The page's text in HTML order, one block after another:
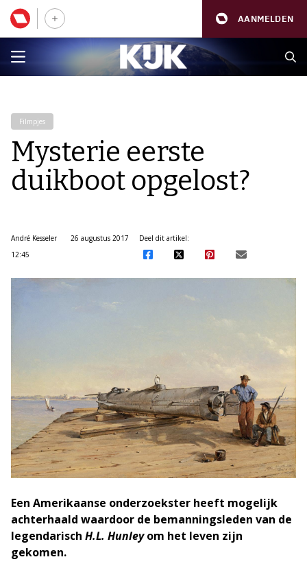
AANMELDEN
Filmpjes
Mysterie eerste
duikboot opgelost?
André Kesseler
26 augustus 2017
12:45
Deel dit artikel:
Een Amerikaanse onderzoekster heeft mogelijk
achterhaald waardoor de bemanningsleden van de
legendarisch H.L. Hunleyom het leven zijn
gekomen.